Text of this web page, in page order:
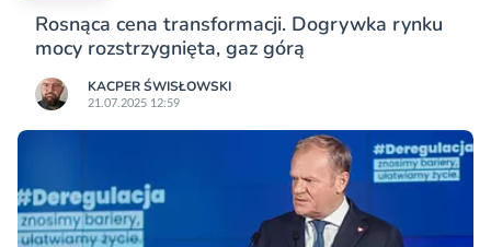
Rosnąca cena transformacji. Dogrywka rynku
mocy rozstrzygnięta, gaz górą
KACPER ŚWISŁO­WSKI
21.07.2025 12:59